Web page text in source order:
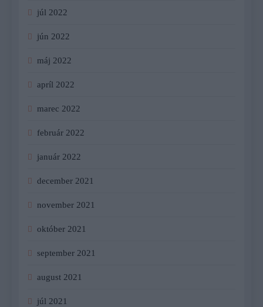
júl 2022
jún 2022
máj 2022
apríl 2022
marec 2022
február 2022
január 2022
december 2021
november 2021
október 2021
september 2021
august 2021
júl 2021